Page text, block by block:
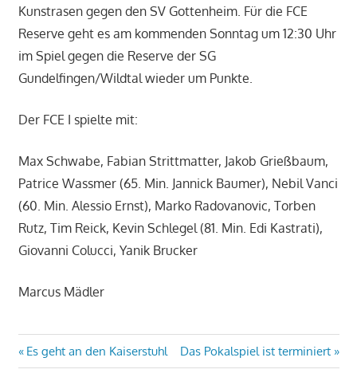
Kunstrasen gegen den SV Gottenheim. Für die FCE
Reserve geht es am kommenden Sonntag um 12:30 Uhr
im Spiel gegen die Reserve der SG
Gundelfingen/Wildtal wieder um Punkte.
Der FCE I spielte mit:
Max Schwabe, Fabian Strittmatter, Jakob Grießbaum,
Patrice Wassmer (65. Min. Jannick Baumer), Nebil Vanci
(60. Min. Alessio Ernst), Marko Radovanovic, Torben
Rutz, Tim Reick, Kevin Schlegel (81. Min. Edi Kastrati),
Giovanni Colucci, Yanik Brucker
Marcus Mädler
Beitragsnavigation
Vorheriger
Beitrag:
Es geht an den Kaiserstuhl
Nächster
Beitrag:
Das Pokalspiel ist terminiert